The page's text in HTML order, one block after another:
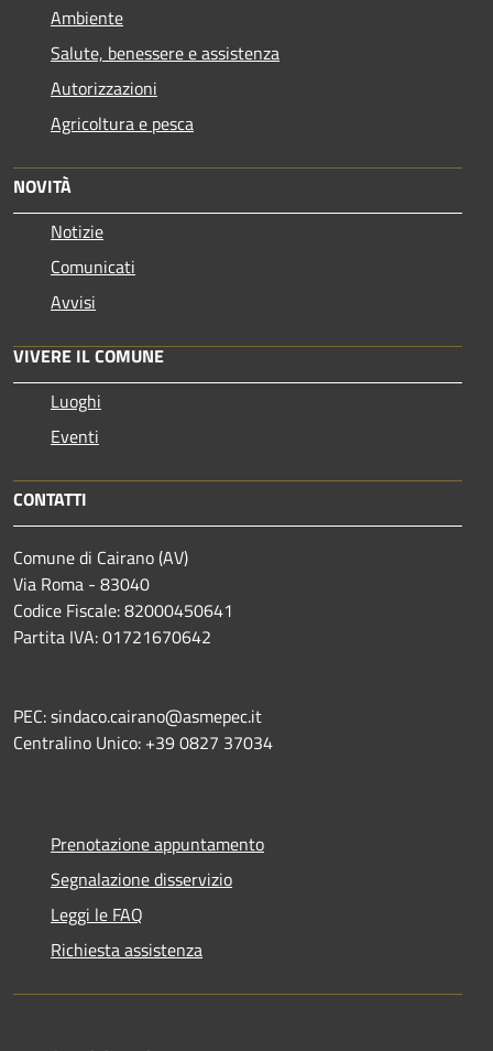
Ambiente
Salute, benessere e assistenza
Autorizzazioni
Agricoltura e pesca
NOVITÀ
Notizie
Comunicati
Avvisi
VIVERE IL COMUNE
Luoghi
Eventi
CONTATTI
Comune di Cairano (AV)
Via Roma - 83040
Codice Fiscale: 82000450641
Partita IVA: 01721670642
PEC: sindaco.cairano@asmepec.it
Centralino Unico: +39 0827 37034
Prenotazione appuntamento
Segnalazione disservizio
Leggi le FAQ
Richiesta assistenza